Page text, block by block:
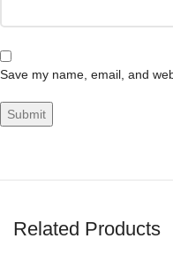
Save my name, email, and
Related Products